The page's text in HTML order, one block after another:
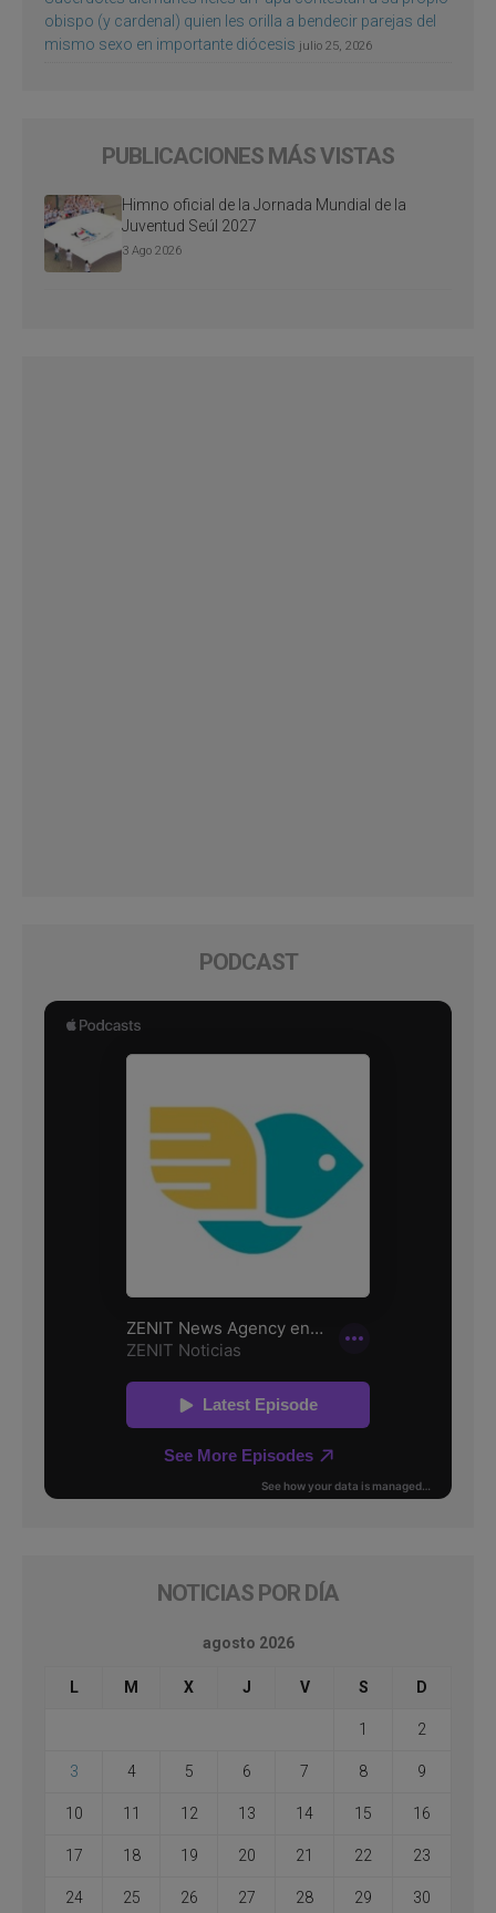
obispo (y cardenal) quien les orilla a bendecir parejas del
mismo sexo en importante diócesis julio 25, 2026
PUBLICACIONES MÁS VISTAS
Himno oficial de la Jornada Mundial de la
Juventud Seúl 2027
3 Ago 2026
PODCAST
NOTICIAS POR DÍA
agosto 2026
L M X J V S D
1 2
3 4 5 6 7 8 9
10 11 12 13 14 15 16
17 18 19 20 21 22 23
24 25 26 27 28 29 30